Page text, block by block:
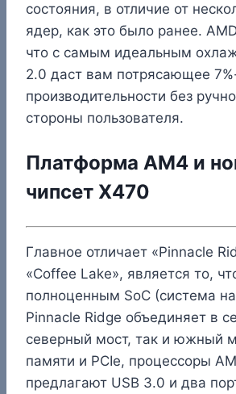
состояния, в отличие от
ядер, как это было ранее.
что с самым идеальным
2.0 даст вам потрясающее
производительности без
стороны пользователя.
Платформа AM4 и
чипсет X470
Главное отличает «Pinnacle
«Coffee Lake», является то,
полноценным SoC (система
Pinnacle Ridge объединяет в
северный мост, так и южный
памяти и PCIe, процессоры
предлагают USB 3.0 и два